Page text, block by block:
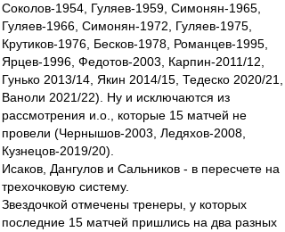
Соколов-1954, Гуляев-1959, Симонян-1965,
Гуляев-1966, Симонян-1972, Гуляев-1975,
Крутиков-1976, Бесков-1978, Романцев-1995,
Ярцев-1996, Федотов-2003, Карпин-2011/12,
Гунько 2013/14, Якин 2014/15, Тедеско 2020/21,
Ваноли 2021/22). Ну и исключаются из
рассмотрения и.о., которые 15 матчей не
провели (Чернышов-2003, Ледяхов-2008,
Кузнецов-2019/20).
Исаков, Дангулов и Сальников - в пересчете на
трехочковую систему.
Звездочкой отмечены тренеры, у которых
последние 15 матчей пришлись на два разных